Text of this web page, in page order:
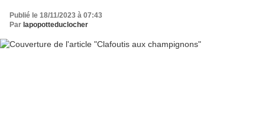
Publié le 18/11/2023 à 07:43
Par lapopotteduclocher